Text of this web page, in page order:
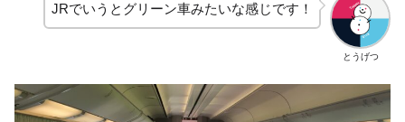
とうげつ
JRでいうとグリーン車みたいな感じです！